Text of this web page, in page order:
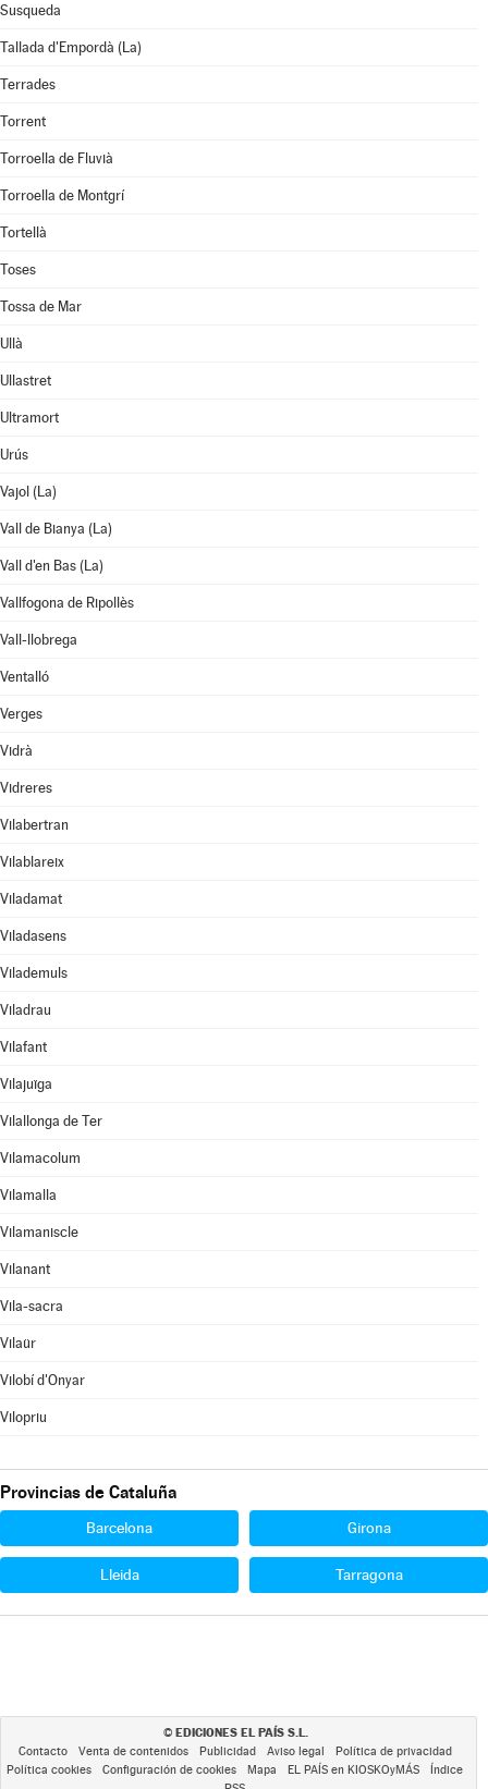
Susqueda
Tallada d'Empordà (La)
Terrades
Torrent
Torroella de Fluvià
Torroella de Montgrí
Tortellà
Toses
Tossa de Mar
Ullà
Ullastret
Ultramort
Urús
Vajol (La)
Vall de Bianya (La)
Vall d'en Bas (La)
Vallfogona de Ripollès
Vall-llobrega
Ventalló
Verges
Vidrà
Vidreres
Vilabertran
Vilablareix
Viladamat
Viladasens
Vilademuls
Viladrau
Vilafant
Vilajuïga
Vilallonga de Ter
Vilamacolum
Vilamalla
Vilamaniscle
Vilanant
Vila-sacra
Vilaür
Vilobí d'Onyar
Vilopriu
Provincias de Cataluña
Barcelona Girona
Lleida Tarragona
© EDICIONES EL PAÍS S.L.
Contacto Venta de contenidos Publicidad Aviso legal
Política de privacidad
Política cookies
Configuración de cookies Mapa EL PAÍS en KIOSKOyMÁS
Índice